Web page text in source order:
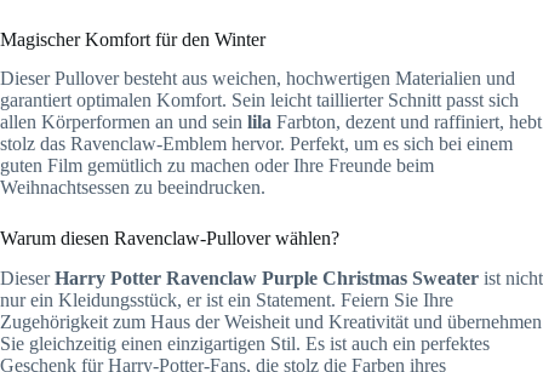
Magischer Komfort für den Winter
Dieser Pullover besteht aus weichen, hochwertigen Materialien und
garantiert optimalen Komfort. Sein leicht taillierter Schnitt passt sich
allen Körperformen an und sein lila Farbton, dezent und raffiniert, hebt
stolz das Ravenclaw-Emblem hervor. Perfekt, um es sich bei einem
guten Film gemütlich zu machen oder Ihre Freunde beim
Weihnachtsessen zu beeindrucken.
Warum diesen Ravenclaw-Pullover wählen?
DieserHarry Potter Ravenclaw Purple Christmas Sweater ist nicht
nur ein Kleidungsstück, er ist ein Statement. Feiern Sie Ihre
Zugehörigkeit zum Haus der Weisheit und Kreativität und übernehmen
Sie gleichzeitig einen einzigartigen Stil. Es ist auch ein perfektes
Geschenk für Harry-Potter-Fans, die stolz die Farben ihres